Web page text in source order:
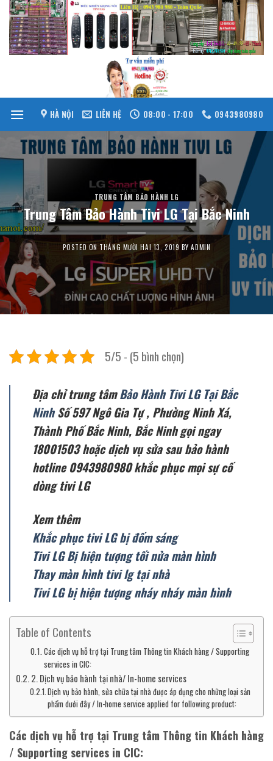
Skip
content
HÀ NỘI LIÊN HỆ 08:00 - 17:00 0943980980
TRUNG TÂM BẢO HÀNH LG
Trung Tâm Bảo Hành Tivi LG Tại Bắc Ninh
POSTED ON THÁNG MƯỜI HAI 13, 2019 BYADMIN
5/5 - (5 bình chọn)
Địa chỉ trung tâmBảo Hành Tivi LG Tại Bắc
NinhSố 597 Ngô Gia Tự , Phường Ninh Xá,
Thành Phố Bắc Ninh, Bắc Ninhgọi ngay
18001503 hoặc dịch vụ sửa sau bảo hành
hotline 0943980980khắc phục mọi sự cố
dòng tivi LG
Xem thêm
Khắc phục tivi LG bị đốm sáng
Tivi LG Bị hiện tượng tối nửa màn hình
Thay màn hình tivi lg tại nhà
Tivi LG bị hiện tượng nháy nháy màn hình
Table of Contents
Các dịch vụ hỗ trợ tại Trung tâm Thông tin Khách hàng / Supporting
services in CIC:
2. Dịch vụ bảo hành tại nhà/ In-home services
Dịch vụ bảo hành, sửa chữa tại nhà được áp dụng cho những loại sản
phẩm dưới đây / In-home service applied for following product:
Các dịch vụ hỗ trợ tại Trung tâm Thông tin Khách hàng
/ Supporting services in CIC: